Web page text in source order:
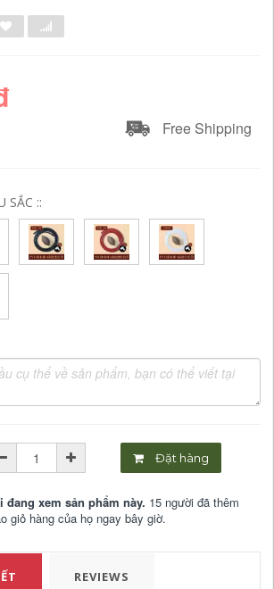
Free Shipping
SẮC ::
Đặt hàng
xem sản phẩm này. 15 người đã thêm
giỏ hàng của họ ngay bây giờ.
REVIEWS